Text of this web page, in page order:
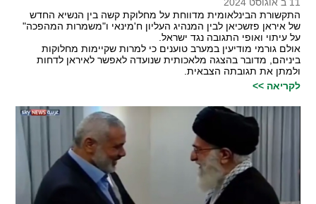
התקשורת הבינלאומית מדווחת על מחלוקת קשה בין הנשיא החדש
של איראן פזשכיאן לבין המנהיג העליון ח'מינאי ו"משמרות המהפכה"
על עיתוי ואופי התגובה נגד ישראל.
אולם גורמי מודיעין במערב טוענים כי למרות שקיימות מחלוקות
ביניהם, מדובר בהצגה מלאכותית שנועדה לאפשר לאיראן לדחות
ולמתן את תגובתה הצבאית.
לקריאה >>